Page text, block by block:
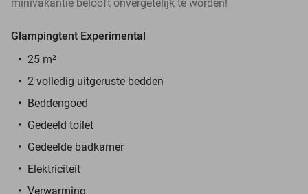
minivakantie belooft onvergetelijk te worden!
Glampingtent Experimental
25 m²
2 volledig uitgeruste bedden
Beddengoed
Gedeeld toilet
Gedeelde badkamer
Elektriciteit
Verwarming